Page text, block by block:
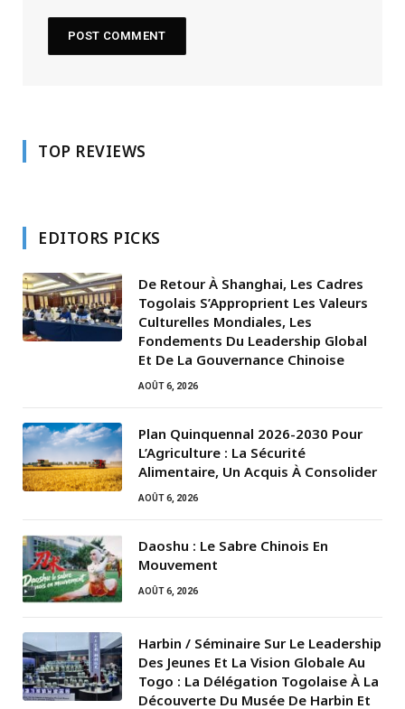
TOP REVIEWS
EDITORS PICKS
De Retour À Shanghai, Les Cadres
Togolais S’Approprient Les Valeurs
Culturelles Mondiales, Les
Fondements Du Leadership Global
Et De La Gouvernance Chinoise
AOÛT 6, 2026
Plan Quinquennal 2026-2030 Pour
L’Agriculture : La Sécurité
Alimentaire, Un Acquis À Consolider
AOÛT 6, 2026
Daoshu : Le Sabre Chinois En
Mouvement
AOÛT 6, 2026
Harbin / Séminaire Sur Le Leadership
Des Jeunes Et La Vision Globale Au
Togo : La Délégation Togolaise À La
Découverte Du Musée De Harbin Et